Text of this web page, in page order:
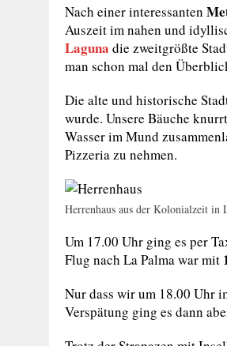
Nach einer interessanten
Auszeit im nahen und
Laguna die zweitgrößte
man schon mal den
Die alte und historische
wurde. Unsere Bäuche
Wasser im Mund
Pizzeria zu nehmen.
Herrenhaus aus der Kolonialzeit in
Um 17.00 Uhr ging es per
Flug nach La Palma war mit
Nur dass wir um 18.00 Uhr
Verspätung ging es dann